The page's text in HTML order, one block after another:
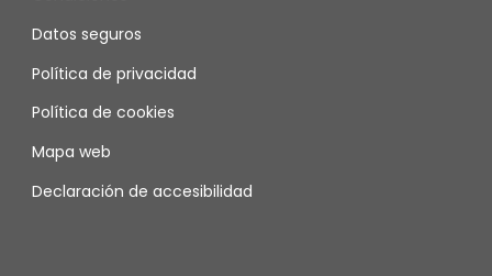
Datos seguros
Política de privacidad
Política de cookies
Mapa web
Declaración de accesibilidad